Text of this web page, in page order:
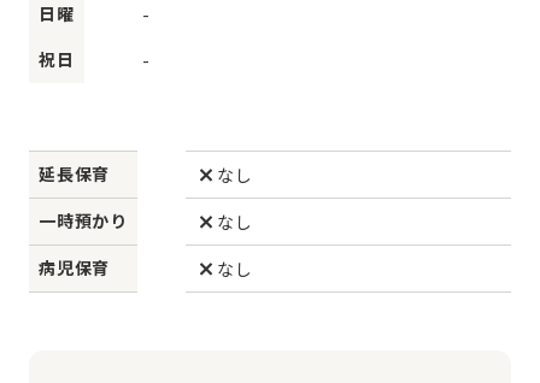
日曜
-
祝日
-
延長保育
なし
一時預かり
なし
病児保育
なし